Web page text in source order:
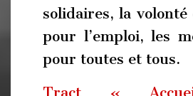
solidaires, la volonté
pour l’emploi, les
pour toutes et tous.
Tract «